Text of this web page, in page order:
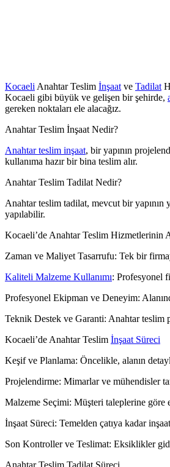
Kocaeli Anahtar Teslim İnşaat ve Tadilat
Kocaeli gibi büyük ve gelişen bir şehirde,
gereken noktaları ele alacağız.
Anahtar Teslim İnşaat Nedir?
Anahtar teslim inşaat, bir yapının
kullanıma hazır bir bina teslim alır.
Anahtar Teslim Tadilat Nedir?
Anahtar teslim tadilat, mevcut bir
yapılabilir.
Kocaeli’de Anahtar Teslim Hizmetlerinin
Zaman ve Maliyet Tasarrufu: Tek bir
Kaliteli Malzeme Kullanımı: Profesyonel
Profesyonel Ekipman ve Deneyim:
Teknik Destek ve Garanti: Anahtar teslim
Kocaeli’de Anahtar Teslim İnşaat Süreci
Keşif ve Planlama: Öncelikle, alanın
Projelendirme: Mimarlar ve mühendisler
Malzeme Seçimi: Müşteri taleplerine göre
İnşaat Süreci: Temelden çatıya kadar
Son Kontroller ve Teslimat: Eksiklikler
Anahtar Teslim Tadilat Süreci